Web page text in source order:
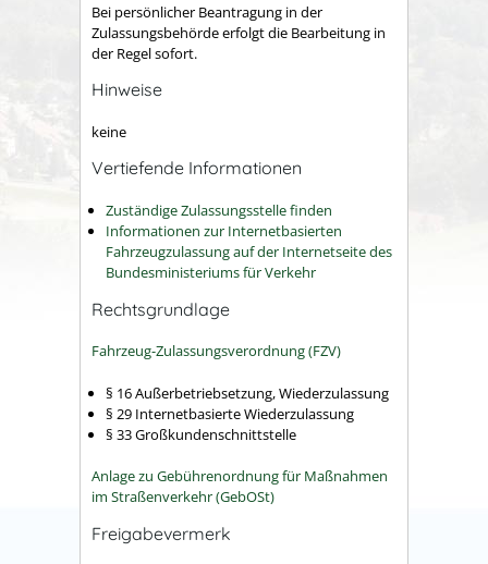
Bei persönlicher Beantragung in der
Zulassungsbehörde erfolgt die Bearbeitung in
der Regel sofort.
Hinweise
keine
Vertiefende Informationen
Zuständige Zulassungsstelle finden
Informationen zur Internetbasierten
Fahrzeugzulassung auf der Internetseite des
Bundesministeriums für Verkehr
Rechtsgrundlage
Fahrzeug-Zulassungsverordnung (FZV)
§ 16 Außerbetriebsetzung, Wiederzulassung
§ 29 Internetbasierte Wiederzulassung
§ 33 Großkundenschnittstelle
Anlage zu Gebührenordnung für Maßnahmen
im Straßenverkehr (GebOSt)
Freigabevermerk